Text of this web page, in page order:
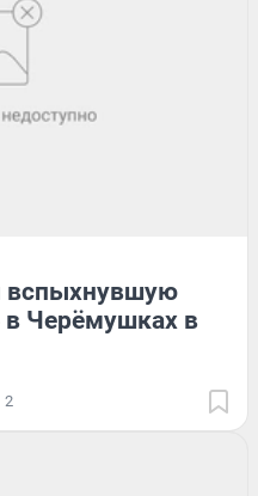
вспыхнувшую
в Черёмушках в
2